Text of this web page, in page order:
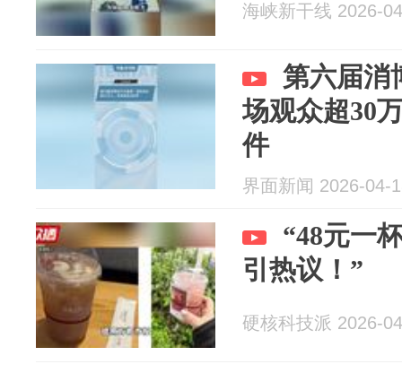
海峡新干线 2026-
第六届消
场观众超30
件
界面新闻 2026-04-
“48元一
引热议！”
硬核科技派 2026-